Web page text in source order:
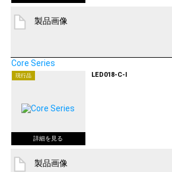
製品画像
Core Series
現行品 LED018-C-I
製品画像